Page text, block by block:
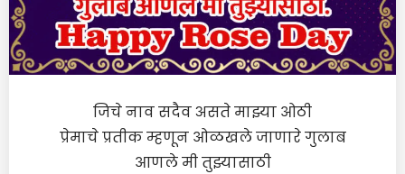
जिचे नाव सदैव असते माझ्या ओठी
प्रेमाचे प्रतीक म्हणून ओळखले जाणारे गुलाब
आणले मी तुझ्यासाठी